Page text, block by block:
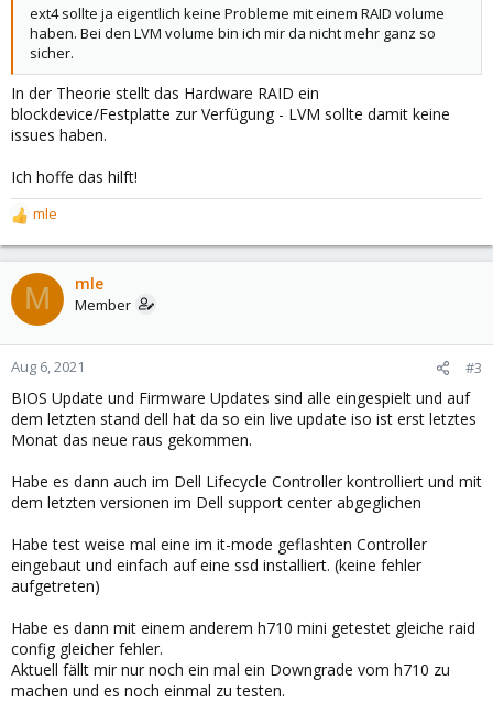
ext4 sollte ja eigentlich keine Probleme mit einem RAID volume
haben. Bei den LVM volume bin ich mir da nicht mehr ganz so
sicher.
In der Theorie stellt das Hardware RAID ein
blockdevice/Festplatte zur Verfügung - LVM sollte damit keine
issues haben.
Ich hoffe das hilft!
R
e
a
c
t
o
n
:
mle
M mle
Member
Aug 6, 2021 #3
BIOS Update und Firmware Updates sind alle eingespielt und auf
dem letzten stand dell hat da so ein live update iso ist erst letztes
Monat das neue raus gekommen.
Habe es dann auch im Dell Lifecycle Controller kontrolliert und mit
dem letzten versionen im Dell support center abgeglichen
Habe test weise mal eine im it-mode geflashten Controller
eingebaut und einfach auf eine ssd installiert. (keine fehler
aufgetreten)
Habe es dann mit einem anderem h710 mini getestet gleiche raid
config gleicher fehler.
Aktuell fällt mir nur noch ein mal ein Downgrade vom h710 zu
machen und es noch einmal zu testen.